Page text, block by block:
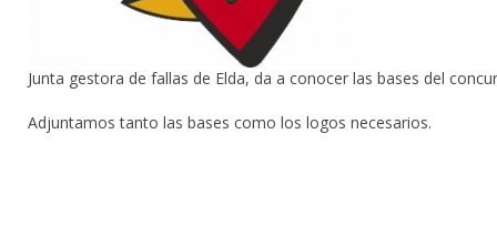
Junta gestora de fallas de Elda, da a conocer las bases del
Adjuntamos tanto las bases como los logos necesarios.